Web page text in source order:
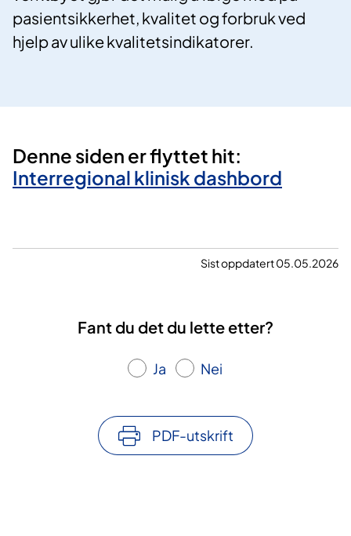
pasientsikkerhet, kvalitet og forbruk ved
hjelp av ulike kvalitetsindikatorer.
Denne siden er flyttet hit:
Interregional klinisk dashbord
Sist oppdatert 05.05.2026
Fant du det du lette etter?
Ja Nei
PDF-utskrift